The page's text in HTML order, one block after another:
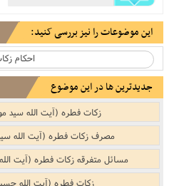
احکام
اعتکاف
زندگی نامه مراجع تقلید
این موضوعات را نیز بررسی کنید:
احکام
جدیدترین ها در این موضوع
زکات فطره (آیت الله سید
مصرف زکات فطره‌‌ (آیت الله
مسائل متفرقه زکات فطره‌‌ (آیت
زکات فطره (آیت الله